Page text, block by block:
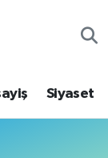
Siyaset